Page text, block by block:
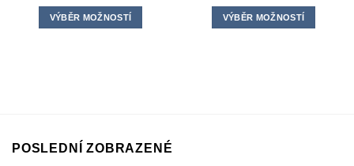
VÝBĚR MOŽNOSTÍ
vybrat
VÝBĚR MOŽNOSTÍ
POSLEDNÍ ZOBRAZENÉ